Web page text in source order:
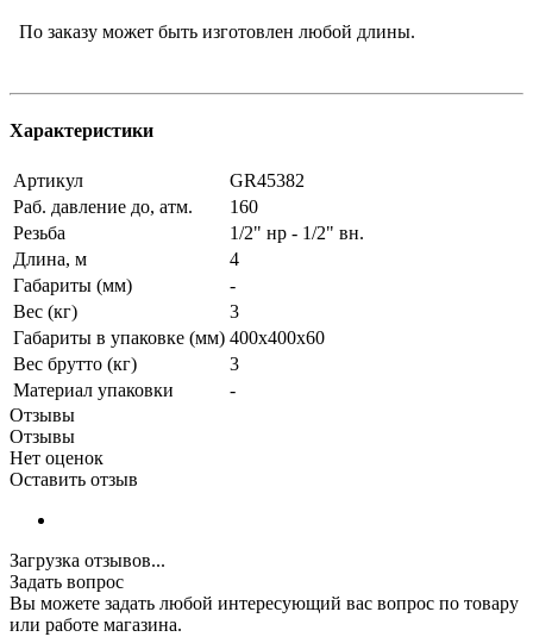
По заказу может быть изготовлен любой длины.
Характеристики
Артикул
GR45382
Раб. давление до, атм.
160
Резьба
1/2" нр - 1/2" вн.
Длина, м
4
Габариты (мм)
-
Вес (кг)
3
Габариты в упаковке (мм) 400х400х60
Вес брутто (кг)
3
Материал упаковки
-
Отзывы
Отзывы
Нет оценок
Оставить отзыв
Загрузка отзывов...
Задать вопрос
Вы можете задать любой интересующий вас вопрос по товару
или работе магазина.